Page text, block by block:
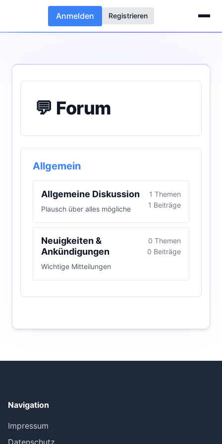
Anmelden Registrieren
💬 Forum
Allgemein
Allgemeine Diskussion
Plausch über alles mögliche
1 Themen
1 Beiträge
Neuigkeiten &
Ankündigungen
Wichtige Mitteilungen
0 Themen
0 Beiträge
Navigation
Impressum
Datenschutz